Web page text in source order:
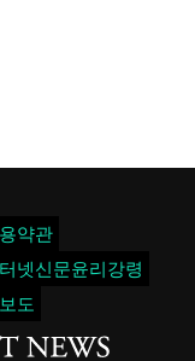
약관
넷신문윤리강령
도